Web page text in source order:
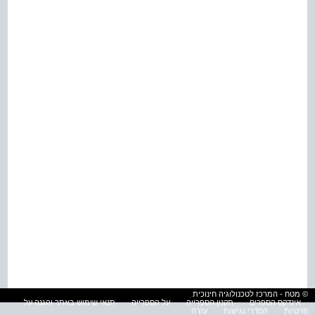
© מטח - המרכז לטכנולוגיה חינוכית
אינדקס הספרים
תקנון הספרייה על הספרייה
תנאי שימוש באתר והגנה על
פרטיות
הסדרי נגישות עזרה